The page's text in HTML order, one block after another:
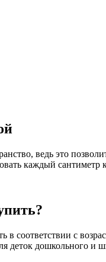
ведь это
каждый
в соответствии с
деток дошкольного и